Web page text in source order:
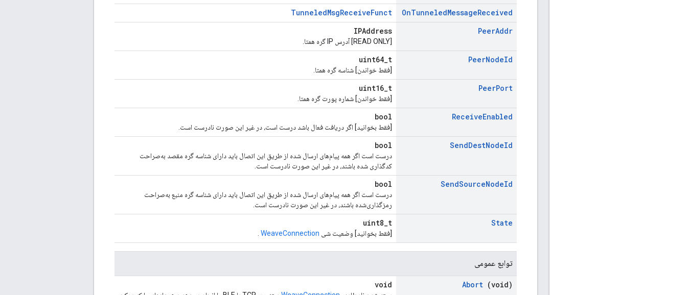
OnTunneledMessageReceived
TunneledMsgReceiveFunct
PeerAddr
IPAddress
[READ ONLY] آدرس IP گره همتا.
PeerNodeId
uint64_t
[فقط خواندن] شناسه گره همتا.
PeerPort
uint16_t
[فقط خواندن] شماره پورت گره همتا.
ReceiveEnabled
bool
[فقط بخوانید] اگر دریافت فعال باشد درست است، در غیر این صورت نادرست است.
SendDestNodeId
bool
درست است اگر همه پیام‌های ارسال شده از طریق این اتصال باید دارای شناسه گره مقصد به‌صراحت
کدگذاری شده باشند، در غیر این صورت نادرست است.
SendSourceNodeId
bool
درست است اگر همه پیام‌های ارسال شده از طریق این اتصال باید دارای شناسه گره منبع به‌صراحت
رمزگذاری‌شده باشند، در غیر این صورت نادرست است.
State
uint8_t
[فقط بخوانید] وضعیت شی WeaveConnection
توابع عمومی
Abort (void)
void